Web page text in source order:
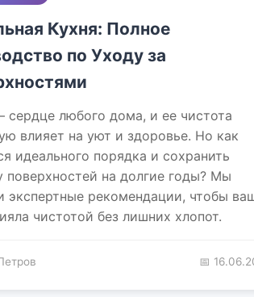
Кухня: Полное
по Уходу за
сердце любого дома, и ее чистота
влияет на уют и здоровье. Но как
идеального порядка и сохранить
поверхностей на долгие годы? Мы
экспертные рекомендации, чтобы
чистотой без лишних хлопот.
📅